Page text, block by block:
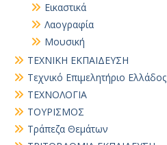
Εικαστικά
Λαογραφία
Μουσική
ΤΕΧΝΙΚΗ ΕΚΠΑΙΔΕΥΣΗ
Τεχνικό Επιμελητήριο Ελλάδος
ΤΕΧΝΟΛΟΓΙΑ
ΤΟΥΡΙΣΜΟΣ
Τράπεζα Θεμάτων